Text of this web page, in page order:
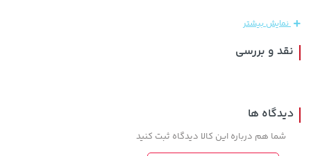
نمایش بیشتر
نقد و بررسی
دیدگاه ها
شما هم درباره این کالا دیدگاه ثبت کنید